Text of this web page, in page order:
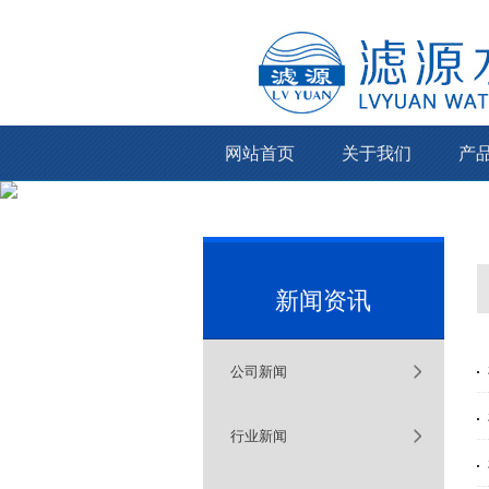
网站首页 关于我们 产
新闻资讯
公司新闻
行业新闻